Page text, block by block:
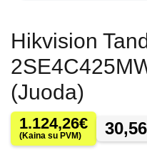
Hikvision
(Juoda)
1.124,26€
(Kaina su PVM) 30,56